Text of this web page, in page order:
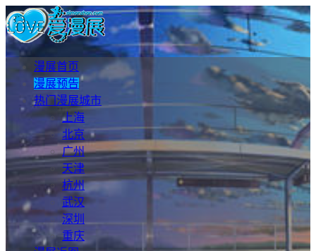
漫展首页
漫展预告
热门漫展城市
上海
北京
广州
天津
杭州
武汉
深圳
重庆